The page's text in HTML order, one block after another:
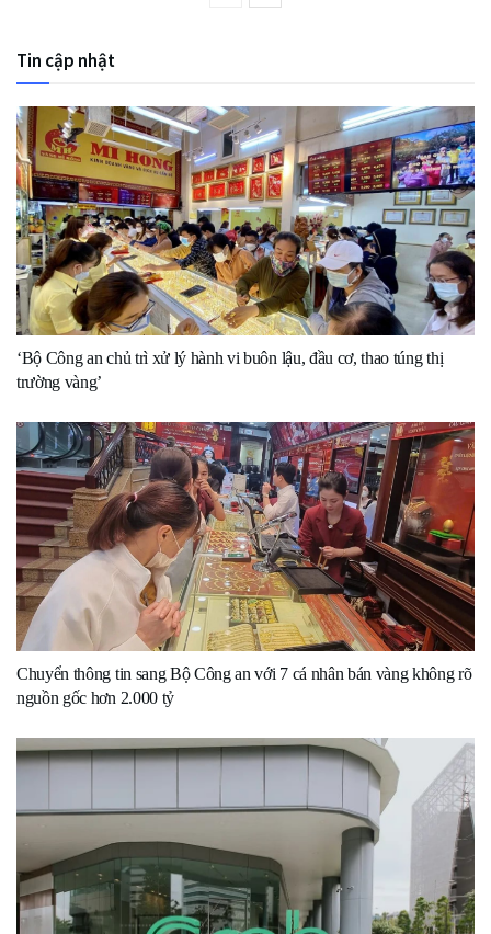
Tin cập nhật
‘Bộ Công an chủ trì xử lý hành vi buôn lậu, đầu cơ, thao túng thị
trường vàng’
Chuyển thông tin sang Bộ Công an với 7 cá nhân bán vàng không rõ
nguồn gốc hơn 2.000 tỷ